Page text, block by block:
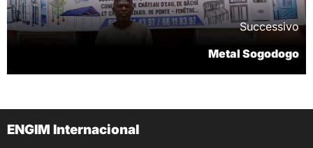
Successivo
Metal Sogodogo
ENGIM Internacional